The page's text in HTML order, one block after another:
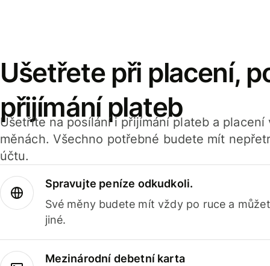
Ušetřete při placení,
přijímání plateb
Ušetříte na posílání i přijímání plateb a
měnách. Všechno potřebné budete mít
účtu.
Spravujte peníze odkudkoli.
Své měny budete mít vždy po ruce a
jiné.
Mezinárodní debetní karta